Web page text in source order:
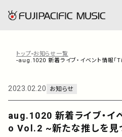
フジパシフィックミュージックとは
会社情報
事業内容
トップ お知らせ一覧
aug.1020 新着ライブ・イベント情報
aug.1020 新着ライブ・イ
o Vol.2 ~新たな推しを見
2023.02.20 お知らせ